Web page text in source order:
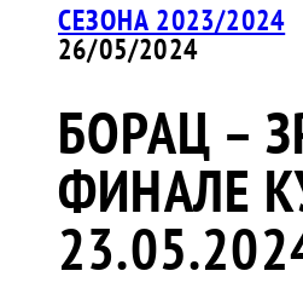
СЕЗОНА 2023/2024
26/05/2024
БОРАЦ –
ФИНАЛЕ